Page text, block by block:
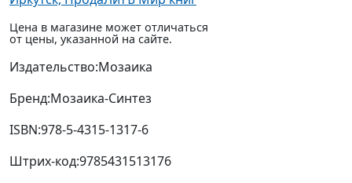
Цена в магазине может отличаться
от цены, указанной на сайте.
Издательство:Мозаика
Бренд:Мозаика-Синтез
ISBN:978-5-4315-1317-6
Штрих-код:9785431513176